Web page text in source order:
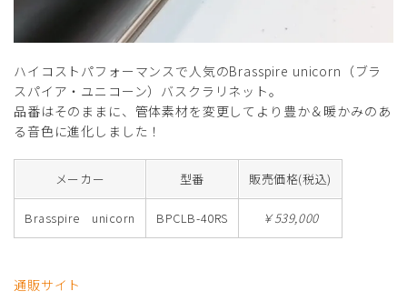
ハイコストパフォーマンスで人気のBrasspire unicorn（ブラ
スパイア・ユニコーン）バスクラリネット。
品番はそのままに、管体素材を変更してより豊か＆暖かみのあ
る音色に進化しました！
メーカー 型番 販売価格(税込)
Brasspire unicorn BPCLB-40RS ￥539,000
通販サイト